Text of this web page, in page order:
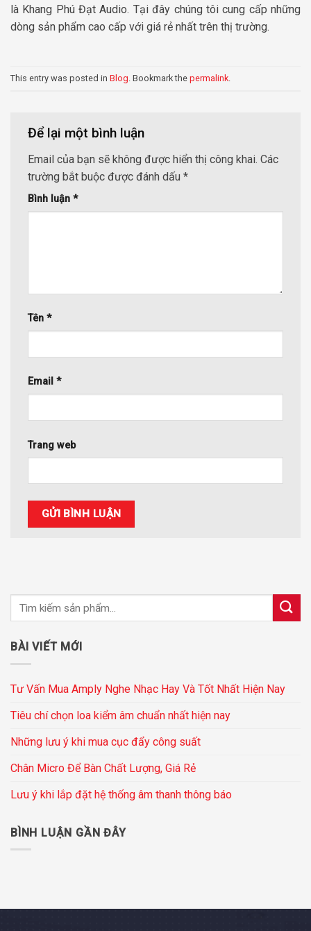
là Khang Phú Đạt Audio. Tại đây chúng tôi cung cấp những
dòng sản phẩm cao cấp với giá rẻ nhất trên thị trường.
This entry was posted in Blog . Bookmark the permalink
Để lại một bình luận
Email của bạn sẽ không được hiển thị công khai. Các
trường bắt buộc được đánh dấu *
Bình luận *
Tên *
Email *
Trang web
BÀI VIẾT MỚI
Tư Vấn Mua Amply Nghe Nhạc Hay Và Tốt Nhất Hiện Nay
Tiêu chí chọn loa kiểm âm chuẩn nhất hiện nay
Những lưu ý khi mua cục đẩy công suất
Chân Micro Để Bàn Chất Lượng, Giá Rẻ
Lưu ý khi lắp đặt hệ thống âm thanh thông báo
BÌNH LUẬN GẦN ĐÂY